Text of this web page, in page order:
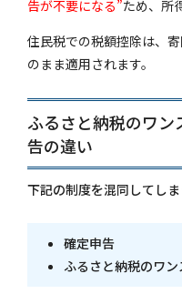
告が不要になる”ため、所
住民税での税額控除は、
のまま適用されます。
ふるさと納税のワン
告の違い
下記の制度を混同してし
確定申告
ふるさと納税のワ